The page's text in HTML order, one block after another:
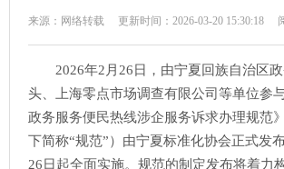
来源：网络转载 更新时间：2026-03-20 15:30:18
2026年2月26日，由宁夏回族自治区
头、上海零点市场调查有限公司等单位参
政务服务便民热线涉企服务诉求办理规范
下简称“规范”）由宁夏标准化协会正式发
26日起全面实施。规范的制定发布将着力